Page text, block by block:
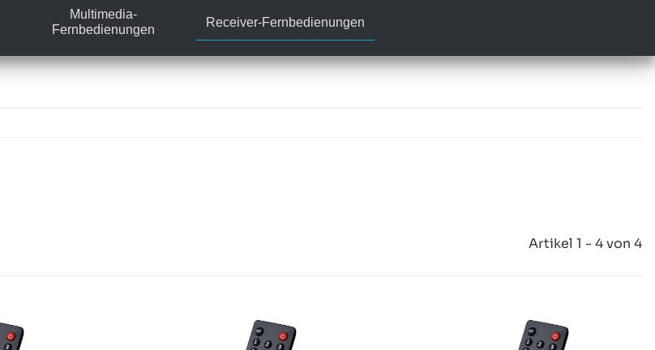
Multimedia-
Fernbedienungen
Receiver-Fernbedienungen
Artikel 1 - 4 von 4